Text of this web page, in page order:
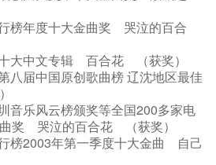
榜年度十大金曲奖 哭泣的百合
大中文专辑 百合花 （获奖）
届中国原创歌曲榜 辽沈地区最佳
乐风云榜颁奖等全国200多家电
曲奖 哭泣的百合花 （获奖）
榜2003年第一季度十大金曲 自己